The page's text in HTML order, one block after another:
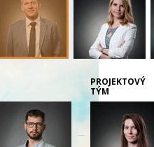
PROJEKTOVÝ
TÝM